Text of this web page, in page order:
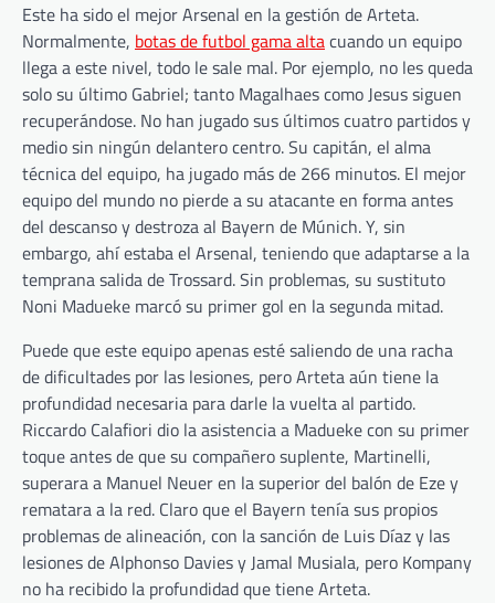
Este ha sido el mejor Arsenal en la gestión de Arteta.
Normalmente, botas de futbol gama altacuando un equipo
llega a este nivel, todo le sale mal. Por ejemplo, no les queda
solo su último Gabriel; tanto Magalhaes como Jesus siguen
recuperándose. No han jugado sus últimos cuatro partidos y
medio sin ningún delantero centro. Su capitán, el alma
técnica del equipo, ha jugado más de 266 minutos. El mejor
equipo del mundo no pierde a su atacante en forma antes
del descanso y destroza al Bayern de Múnich. Y, sin
embargo, ahí estaba el Arsenal, teniendo que adaptarse a la
temprana salida de Trossard. Sin problemas, su sustituto
Noni Madueke marcó su primer gol en la segunda mitad.
Puede que este equipo apenas esté saliendo de una racha
de dificultades por las lesiones, pero Arteta aún tiene la
profundidad necesaria para darle la vuelta al partido.
Riccardo Calafiori dio la asistencia a Madueke con su primer
toque antes de que su compañero suplente, Martinelli,
superara a Manuel Neuer en la superior del balón de Eze y
rematara a la red. Claro que el Bayern tenía sus propios
problemas de alineación, con la sanción de Luis Díaz y las
lesiones de Alphonso Davies y Jamal Musiala, pero Kompany
no ha recibido la profundidad que tiene Arteta.